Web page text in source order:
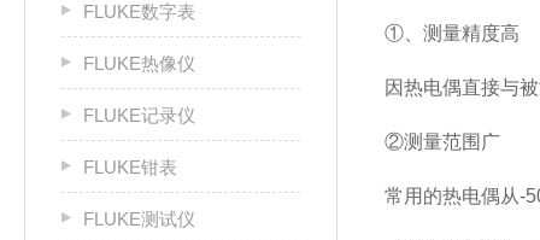
FLUKE数字表
FLUKE热像仪
FLUKE记录仪
FLUKE钳表
FLUKE测试仪
①、测量精度高
因热电偶直接与
②测量范围广
常用的热电偶从-